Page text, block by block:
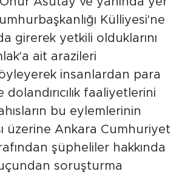
Külliyesi'ne
girerek yetkili olduklarını
ait arazileri
insanlardan para
faaliyetlerini
bu eylemlerinin
üzerine Ankara Cumhuriyet
şüpheliler hakkında
soruşturma